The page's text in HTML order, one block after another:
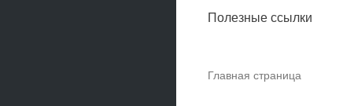
Полезные ссылки
Главная страница